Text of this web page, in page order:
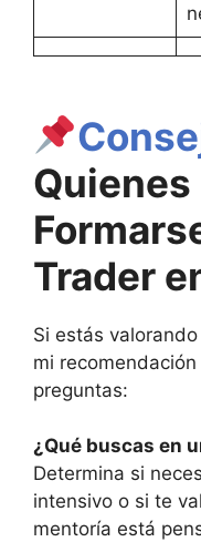
Quienes
Trader
Si estás
mi
preguntas:
¿Qué buscas en
Determina si
intensivo o si te
mentoría está